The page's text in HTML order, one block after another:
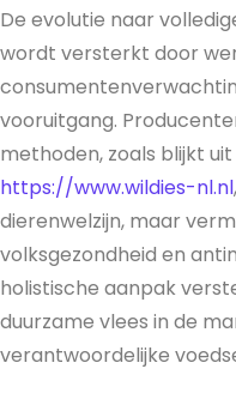
De evolutie naar
wordt versterkt door
vooruitgang.
methoden, zoals blijkt
https://www.wildies-nl.nl
dierenwelzijn, maar
volksgezondheid en
holistische aanpak
duurzame vlees in de
verantwoordelijke